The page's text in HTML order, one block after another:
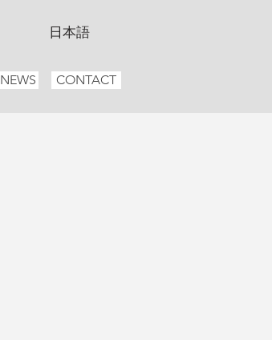
日本語
NEWS CONTACT